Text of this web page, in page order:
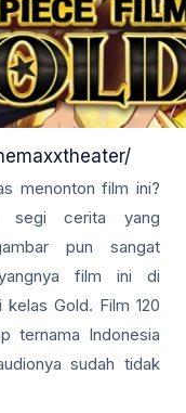
menonton film ini?
segi cerita yang
pun sangat
film ini di
kelas Gold. Film 120
ternama Indonesia
sudah tidak